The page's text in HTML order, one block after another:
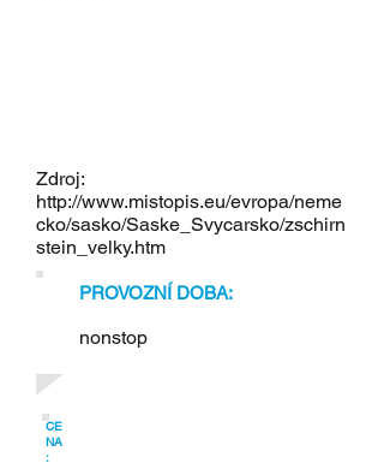
Zdroj:
http://www.mistopis.eu/evropa/neme
cko/sasko/Saske_Svycarsko/zschirn
stein_velky.htm
PROVOZNÍ DOBA:
nonstop
CE
NA
: